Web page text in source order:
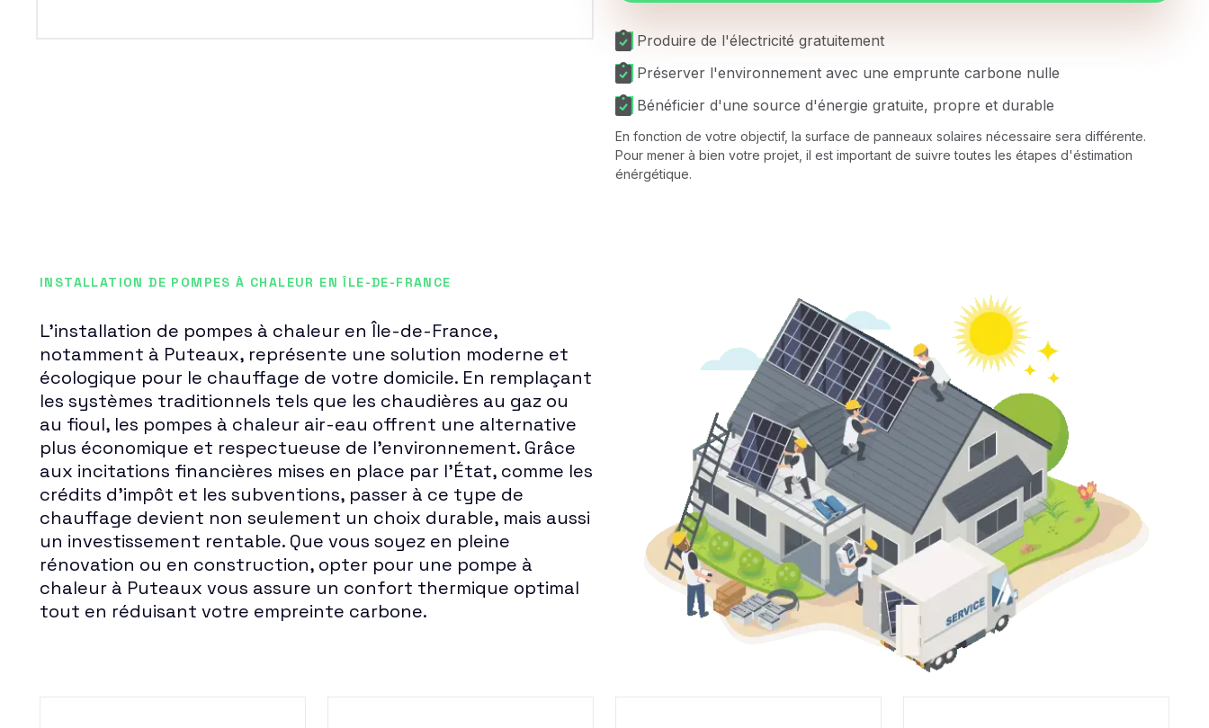
Produire de l'électricité gratuitement
Préserver l'environnement avec une emprunte carbone nulle
Bénéficier d'une source d'énergie gratuite, propre et durable
En fonction de votre objectif, la surface de panneaux solaires nécessaire sera différente.
Pour mener à bien votre projet, il est important de suivre toutes les étapes d'éstimation
énérgétique.
INSTALLATION DE POMPES À CHALEUR EN ÎLE-DE-FRANCE
L'installation de pompes à chaleur en Île-de-France,
notamment à Puteaux, représente une solution moderne et
écologique pour le chauffage de votre domicile. En remplaçant
les systèmes traditionnels tels que les chaudières au gaz ou
au fioul, les pompes à chaleur air-eau offrent une alternative
plus économique et respectueuse de l'environnement. Grâce
aux incitations financières mises en place par l'État, comme les
crédits d'impôt et les subventions, passer à ce type de
chauffage devient non seulement un choix durable, mais aussi
un investissement rentable. Que vous soyez en pleine
rénovation ou en construction, opter pour une pompe à
chaleur à Puteaux vous assure un confort thermique optimal
tout en réduisant votre empreinte carbone.